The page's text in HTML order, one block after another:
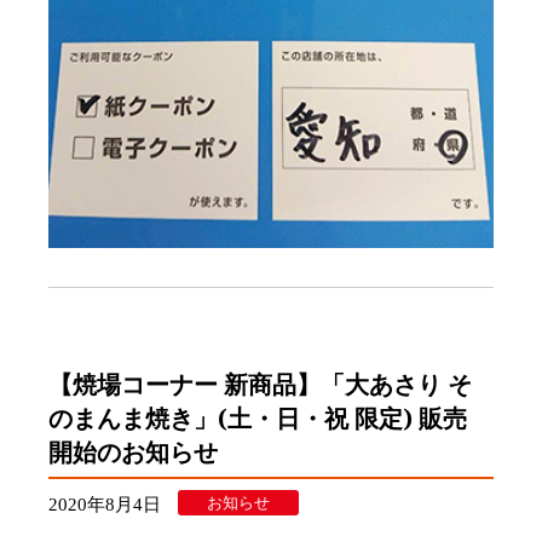
【焼場コーナー 新商品】「大あさり そ
のまんま焼き」(土・日・祝 限定) 販売
開始のお知らせ
2020年8月4日 お知らせ